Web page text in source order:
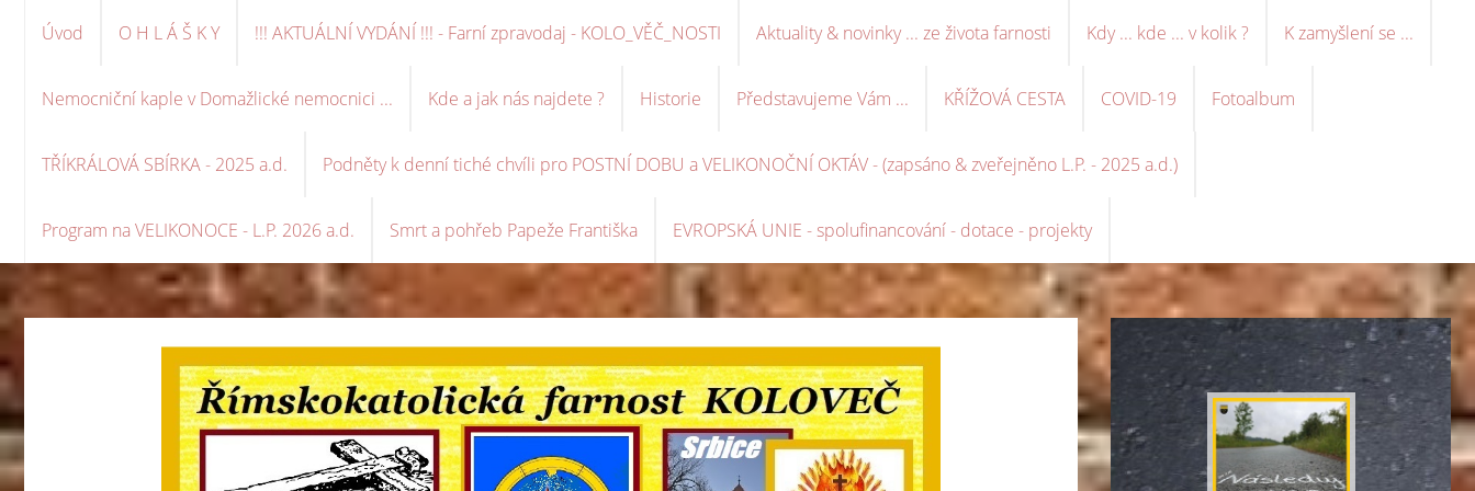
Úvod O H L Á Š K Y !!! AKTUÁLNÍ VYDÁNÍ !!! - Farní zpravodaj - KOLO_VĚČ_NOSTI Aktuality & novinky ... ze života farnosti Kdy ... kde ... v kolik ? K zamyšlení se ...
Nemocniční kaple v Domažlické nemocnici ... Kde a jak nás najdete ? Historie Představujeme Vám ... KŘÍŽOVÁ CESTA COVID-19 Fotoalbum
TŘÍKRÁLOVÁ SBÍRKA - 2025 a.d. Podněty k denní tiché chvíli pro POSTNÍ DOBU a VELIKONOČNÍ OKTÁV - (zapsáno & zveřejněno L.P. - 2025 a.d.)
Program na VELIKONOCE - L.P. 2026 a.d. Smrt a pohřeb Papeže Františka EVROPSKÁ UNIE - spolufinancování - dotace - projekty